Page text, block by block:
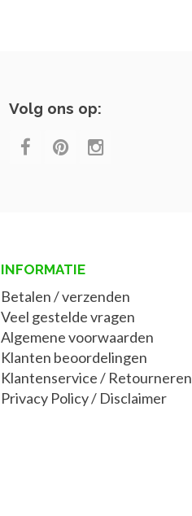
Volg ons op:
INFORMATIE
Betalen / verzenden
Veel gestelde vragen
Algemene voorwaarden
Klanten beoordelingen
Klantenservice / Retourneren
Privacy Policy/ Disclaimer